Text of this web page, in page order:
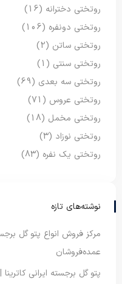
روتختی دخترانه (16)
روتختی دونفره (106)
روتختی ساتن (2)
روتختی سنتی (1)
روتختی سه بعدی (69)
روتختی عروس (71)
روتختی مخمل (18)
روتختی نوزاد (3)
روتختی یک نفره (83)
نوشته‌های تازه
مرکز فروش انواع پتو گل
عمده‌فروشان
پتو گل برجسته ایرانی